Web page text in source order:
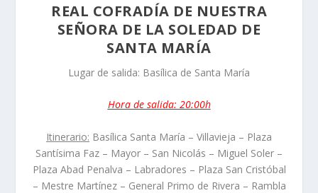
REAL COFRADÍA DE NUESTRA
SEÑORA DE LA SOLEDAD DE
SANTA MARÍA
Lugar de salida: Basílica de Santa María
Hora de salida: 20:00h
Itinerario: Basílica Santa María – Villavieja – Plaza
Santísima Faz – Mayor – San Nicolás – Miguel Soler –
Plaza Abad Penalva – Labradores – Plaza San Cristóbal
– Mestre Martínez – General Primo de Rivera – Rambla